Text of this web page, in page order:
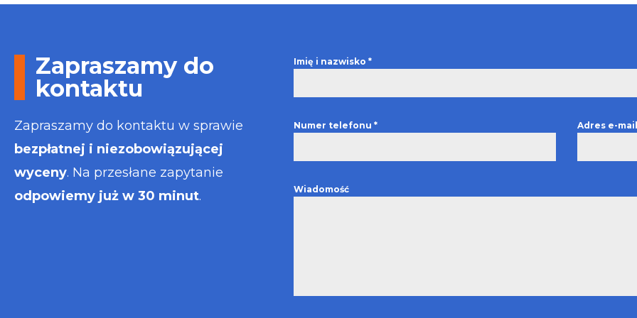
wystawiona błyskawicznie.
Polecam
Zapraszamy do
kontaktu
Zapraszamy do kontaktu w sprawie
bezpłatnej i niezobowiązującej
wyceny. Na przesłane zapytanie
odpowiemy już w 30 minut.
Imię i nazwisko*
Numer telefonu* Adres e-
Wiadomość